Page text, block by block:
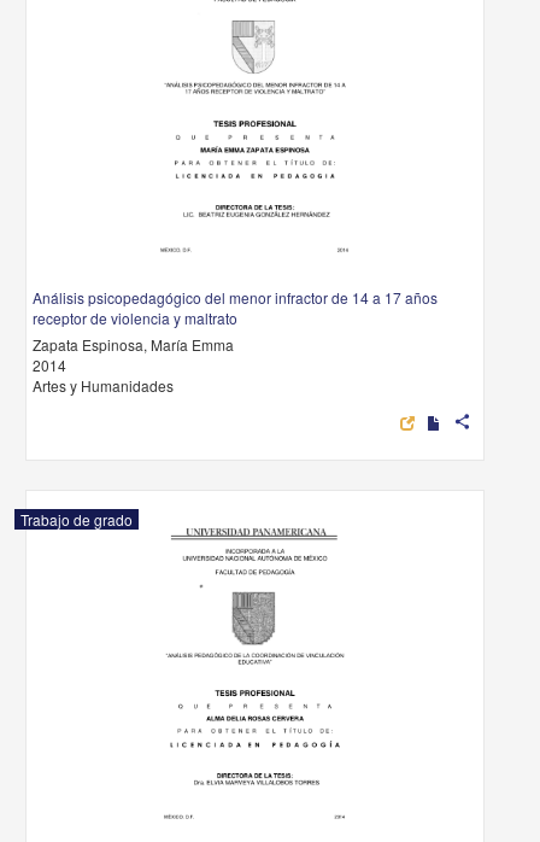
Análisis psicopedagógico del menor infractor de 14 a 17 años
receptor de violencia y maltrato
Zapata Espinosa, María Emma
2014
Artes y Humanidades
share
Trabajo de grado